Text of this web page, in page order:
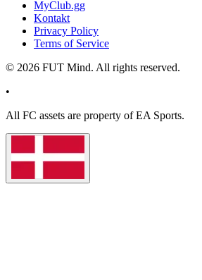
MyClub.gg
Kontakt
Privacy Policy
Terms of Service
© 2026 FUT Mind. All rights reserved.
•
All FC assets are property of EA Sports.